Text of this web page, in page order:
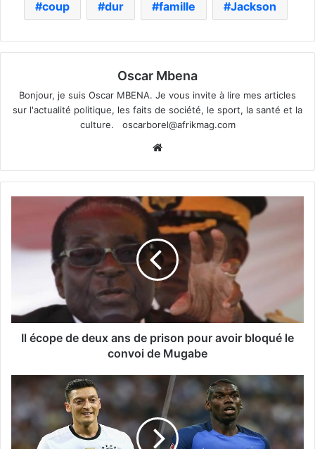
coup dur famille Jackson
Oscar Mbena
Bonjour, je suis Oscar MBENA. Je vous invite à lire mes articles
sur l'actualité politique, les faits de société, le sport, la santé et la
culture. oscarborel@afrikmag.com
Il écope de deux ans de prison pour avoir bloqué le
convoi de Mugabe